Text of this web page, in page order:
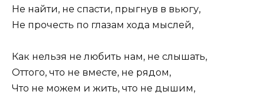
Не найти, не спасти, прыгнув в вьюгу,
Не прочесть по глазам хода мыслей,
Как нельзя не любить нам, не слышать,
Оттого, что не вместе, не рядом,
Что не можем и жить, что не дышим,